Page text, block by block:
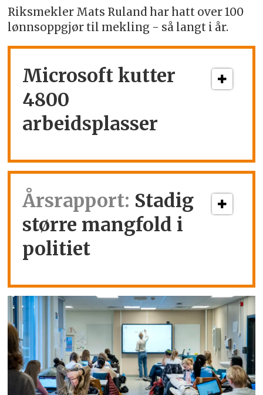
Riksmekler Mats Ruland har hatt over 100
lønnsoppgjør til mekling - så langt i år.
Microsoft kutter
4800
arbeidsplasser
Årsrapport: Stadig
større mangfold i
politiet